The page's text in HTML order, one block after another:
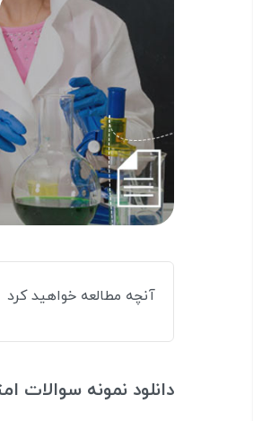
آنچه مطالعه خواهید کرد
دانلود نمونه